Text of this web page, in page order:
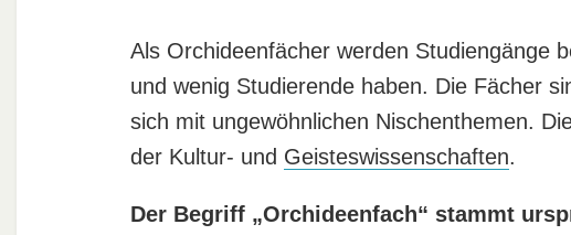
Als Orchideenfächer werden Studiengänge
und wenig Studierende haben. Die Fächer
sich mit ungewöhnlichen Nischenthemen.
der Kultur- und Geisteswissenschaften.
Der Begriff „Orchideenfach“ stammt